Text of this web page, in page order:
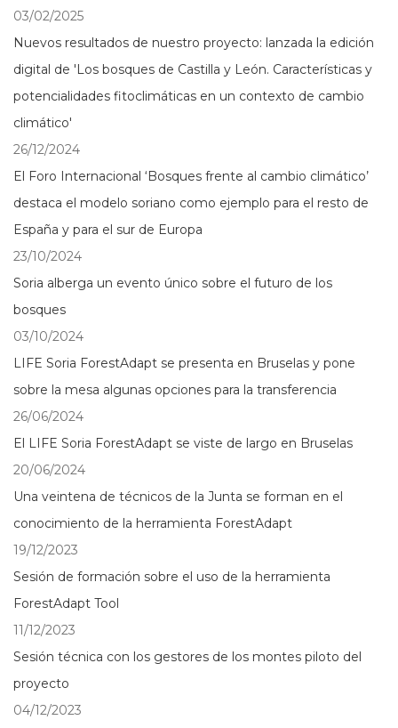
03/02/2025
Nuevos resultados de nuestro proyecto: lanzada la edición
digital de 'Los bosques de Castilla y León. Características y
potencialidades fitoclimáticas en un contexto de cambio
climático'
26/12/2024
El Foro Internacional ‘Bosques frente al cambio climático’
destaca el modelo soriano como ejemplo para el resto de
España y para el sur de Europa
23/10/2024
Soria alberga un evento único sobre el futuro de los
bosques
03/10/2024
LIFE Soria ForestAdapt se presenta en Bruselas y pone
sobre la mesa algunas opciones para la transferencia
26/06/2024
El LIFE Soria ForestAdapt se viste de largo en Bruselas
20/06/2024
Una veintena de técnicos de la Junta se forman en el
conocimiento de la herramienta ForestAdapt
19/12/2023
Sesión de formación sobre el uso de la herramienta
ForestAdapt Tool
11/12/2023
Sesión técnica con los gestores de los montes piloto del
proyecto
04/12/2023